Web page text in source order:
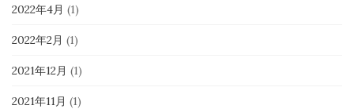
2022年4月 (1)
2022年2月 (1)
2021年12月 (1)
2021年11月 (1)